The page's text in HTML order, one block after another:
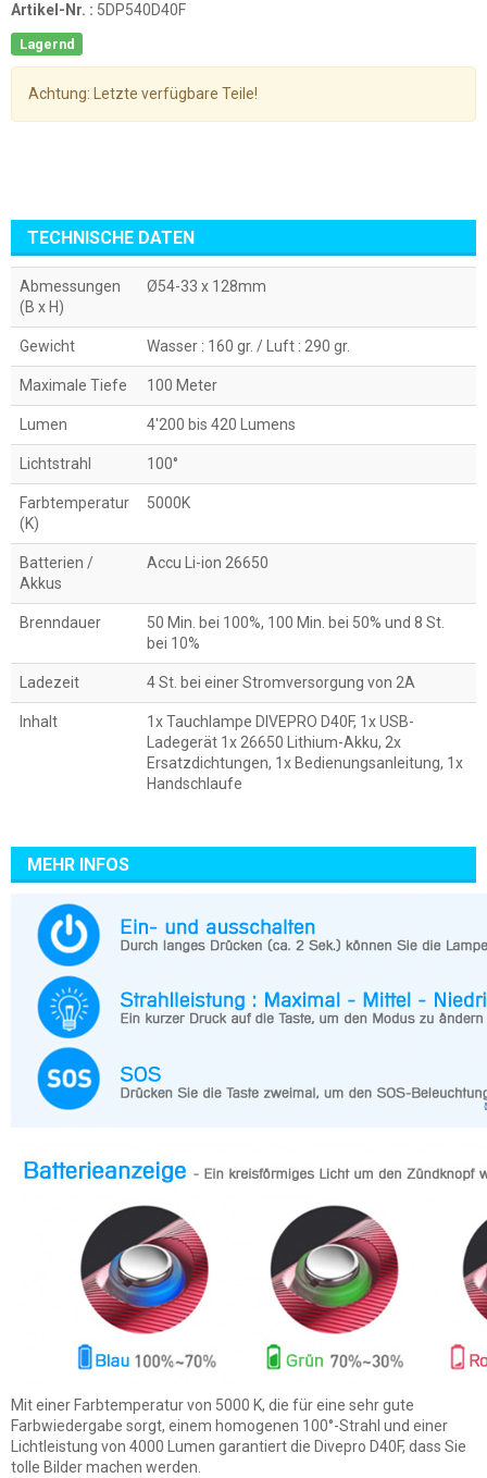
Artikel-Nr. : 5DP540D40F
Lagernd
Achtung: Letzte verfügbare Teile!
TECHNISCHE DATEN
Abmessungen
(B x H)
Ø54-33 x 128mm
Gewicht Wasser : 160 gr. / Luft : 290 gr.
Maximale Tiefe 100 Meter
Lumen 4'200 bis 420 Lumens
Lichtstrahl 100°
Farbtemperatur
(K)
5000K
Batterien /
Akkus
Accu Li-ion 26650
Brenndauer
50 Min. bei 100%, 100 Min. bei 50% und 8 St.
bei 10%
Ladezeit 4 St. bei einer Stromversorgung von 2A
Inhalt
1x Tauchlampe DIVEPRO D40F, 1x USB-
Ladegerät 1x 26650 Lithium-Akku, 2x
Ersatzdichtungen, 1x Bedienungsanleitung, 1x
Handschlaufe
MEHR INFOS
Mit einer Farbtemperatur von 5000 K, die für eine sehr gute
Farbwiedergabe sorgt, einem homogenen 100°-Strahl und einer
Lichtleistung von 4000 Lumen garantiert die Divepro D40F, dass Sie
tolle Bilder machen werden.